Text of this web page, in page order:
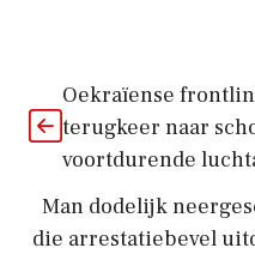
Oekraïense
terugkeer naar
voortdurende
Man dodelijk
die arrestatiebevel